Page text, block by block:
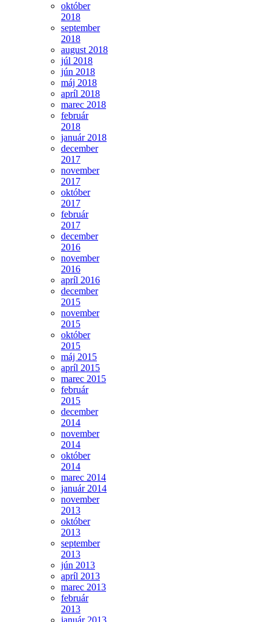
október
2018
september
2018
august 2018
júl 2018
jún 2018
máj 2018
apríl 2018
marec 2018
február
2018
január 2018
december
2017
november
2017
október
2017
február
2017
december
2016
november
2016
apríl 2016
december
2015
november
2015
október
2015
máj 2015
apríl 2015
marec 2015
február
2015
december
2014
november
2014
október
2014
marec 2014
január 2014
november
2013
október
2013
september
2013
jún 2013
apríl 2013
marec 2013
február
2013
január 2013